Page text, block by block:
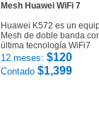
Mesh Huawei WiFi 7
Huawei K572 es un
Mesh de doble banda
última tecnología WiFi7
12 meses: $120
Contado $1,399